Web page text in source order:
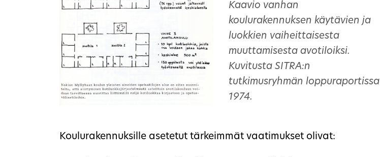
Kaavio vanhan
koulurakennuksen käytävien ja
luokkien vaiheittaisesta
muuttamisesta avotiloiksi.
Kuvitusta SITRA:n
tutkimusryhmän loppuraportissa
1974.
Koulurakennuksille asetetut tärkeimmät vaatimukset olivat: